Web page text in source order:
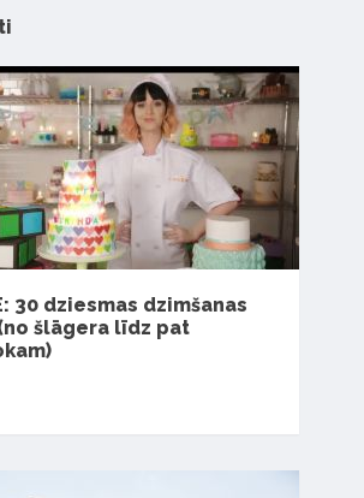
30 dziesmas dzimšanas
šlāgera līdz pat